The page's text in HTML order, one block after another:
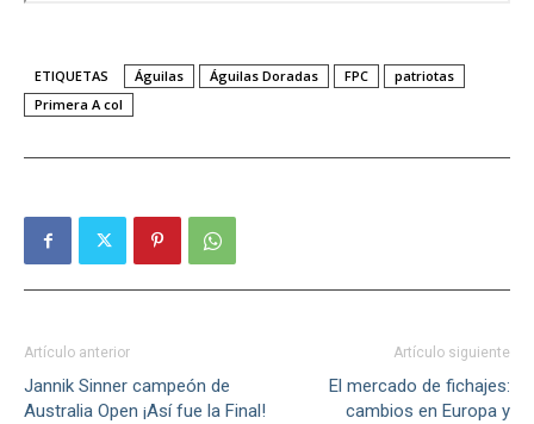
ETIQUETAS Águilas Águilas Doradas FPC
patriotas
Primera A col
Artículo anterior
Jannik Sinner campeón de
Australia Open ¡Así fue la Final!
Artículo siguiente
El mercado de fichajes:
cambios en Europa y